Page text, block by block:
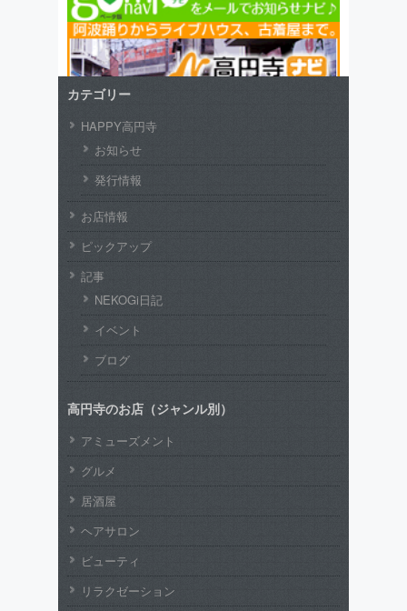
カテゴリー
HAPPY高円寺
お知らせ
発行情報
お店情報
ピックアップ
記事
NEKOGi日記
イベント
ブログ
高円寺のお店（ジャンル別）
アミューズメント
グルメ
居酒屋
ヘアサロン
ビューティ
リラクゼーション